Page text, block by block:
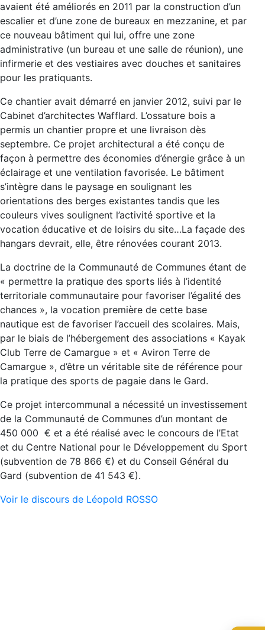
avaient été améliorés en 2011 par la construction d’un
escalier et d’une zone de bureaux en mezzanine, et par
ce nouveau bâtiment qui lui, offre une zone
administrative (un bureau et une salle de réunion), une
infirmerie et des vestiaires avec douches et sanitaires
pour les pratiquants.
Ce chantier avait démarré en janvier 2012, suivi par le
Cabinet d’architectes Wafflard. L’ossature bois a
permis un chantier propre et une livraison dès
septembre. Ce projet architectural a été conçu de
façon à permettre des économies d’énergie grâce à un
éclairage et une ventilation favorisée. Le bâtiment
s’intègre dans le paysage en soulignant les
orientations des berges existantes tandis que les
couleurs vives soulignent l’activité sportive et la
vocation éducative et de loisirs du site…La façade des
hangars devrait, elle, être rénovées courant 2013.
La doctrine de la Communauté de Communes étant de
« permettre la pratique des sports liés à l’identité
territoriale communautaire pour favoriser l’égalité des
chances », la vocation première de cette base
nautique est de favoriser l’accueil des scolaires. Mais,
par le biais de l’hébergement des associations « Kayak
Club Terre de Camargue » et « Aviron Terre de
Camargue », d’être un véritable site de référence pour
la pratique des sports de pagaie dans le Gard.
Ce projet intercommunal a nécessité un investissement
de la Communauté de Communes d’un montant de
450 000 € et a été réalisé avec le concours de l’Etat
et du Centre National pour le Développement du Sport
(subvention de 78 866 €) et du Conseil Général du
Gard (subvention de 41 543 €).
Voir le discours de Léopold ROSSO